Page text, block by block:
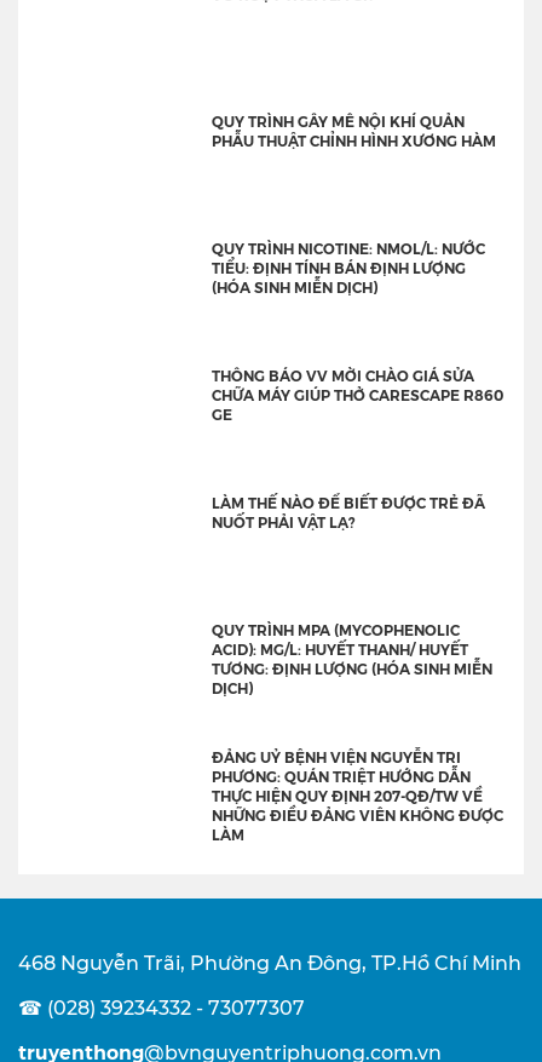
QUY TRÌNH GÂY MÊ NỘI KHÍ QUẢN
PHẪU THUẬT CHỈNH HÌNH XƯƠNG HÀM
QUY TRÌNH NICOTINE: NMOL/L: NƯỚC
TIỂU: ĐỊNH TÍNH BÁN ĐỊNH LƯỢNG
(HÓA SINH MIỄN DỊCH)
THÔNG BÁO VV MỜI CHÀO GIÁ SỬA
CHỮA MÁY GIÚP THỞ CARESCAPE R860
GE
LÀM THẾ NÀO ĐỂ BIẾT ĐƯỢC TRẺ ĐÃ
NUỐT PHẢI VẬT LẠ?
QUY TRÌNH MPA (MYCOPHENOLIC
ACID): MG/L: HUYẾT THANH/ HUYẾT
TƯƠNG: ĐỊNH LƯỢNG (HÓA SINH MIỄN
DỊCH)
ĐẢNG UỶ BỆNH VIỆN NGUYỄN TRI
PHƯƠNG: QUÁN TRIỆT HƯỚNG DẪN
THỰC HIỆN QUY ĐỊNH 207-QĐ/TW VỀ
NHỮNG ĐIỀU ĐẢNG VIÊN KHÔNG ĐƯỢC
LÀM
468 Nguyễn Trãi, Phường An Đông, TP.Hồ Chí Minh
☎ (028) 39234332 - 73077307
truyenthong@bvnguyentriphuong.com.vn